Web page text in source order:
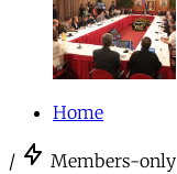
Home
/ Members-only